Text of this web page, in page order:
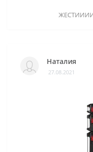
Наталия
27.08.2021